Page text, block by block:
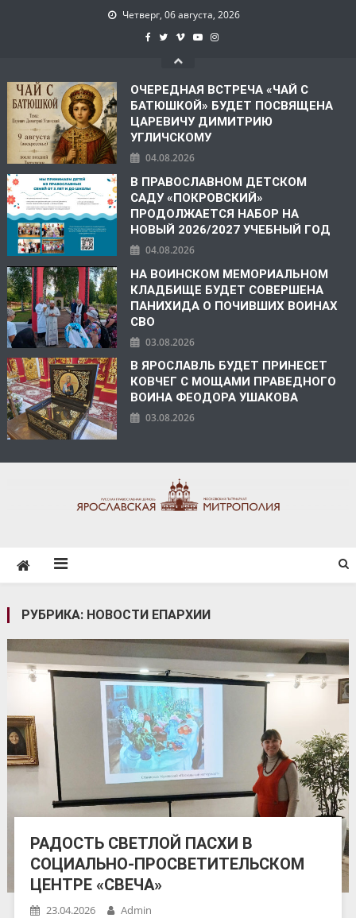
Четверг, 06 августа, 2026
ОЧЕРЕДНАЯ ВСТРЕЧА «ЧАЙ С
БАТЮШКОЙ» БУДЕТ ПОСВЯЩЕНА
ЦАРЕВИЧУ ДИМИТРИЮ
УГЛИЧСКОМУ
04.08.2026
В ПРАВОСЛАВНОМ ДЕТСКОМ
САДУ «ПОКРОВСКИЙ»
ПРОДОЛЖАЕТСЯ НАБОР НА
НОВЫЙ 2026/2027 УЧЕБНЫЙ ГОД
04.08.2026
НА ВОИНСКОМ МЕМОРИАЛЬНОМ
КЛАДБИЩЕ БУДЕТ СОВЕРШЕНА
ПАНИХИДА О ПОЧИВШИХ ВОИНАХ
СВО
03.08.2026
В ЯРОСЛАВЛЬ БУДЕТ ПРИНЕСЕТ
КОВЧЕГ С МОЩАМИ ПРАВЕДНОГО
ВОИНА ФЕОДОРА УШАКОВА
03.08.2026
РУБРИКА: НОВОСТИ ЕПАРХИИ
РАДОСТЬ СВЕТЛОЙ ПАСХИ В
СОЦИАЛЬНО-ПРОСВЕТИТЕЛЬСКОМ
ЦЕНТРЕ «СВЕЧА»
23.04.2026 Admin